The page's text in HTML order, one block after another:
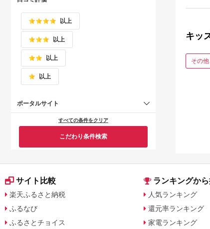
以上
以上
以上
以上
ポータルサイト
すべての条件をクリア
こだわり条件検索
キッ
その他
サイト比較
楽天ふるさと納税
ふるなび
ふるさとチョイス
ランキングか
人気ランキング
還元率ランキング
家電ランキング